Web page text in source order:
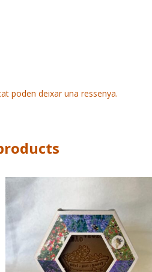
poden deixar una ressenya.